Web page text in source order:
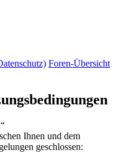
Foren-Übersicht
Ihnen und dem
geschlossen: